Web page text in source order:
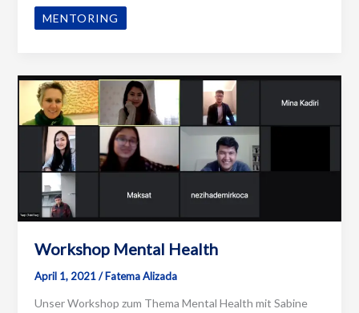
zu
Studienbeihilfe
MENTORING
Workshop Mental Health
April 1, 2021/Fatema Alizada
Unser Workshop zum Thema Mental Health mit Sabine